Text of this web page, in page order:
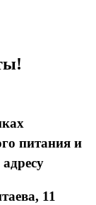
питания и
11